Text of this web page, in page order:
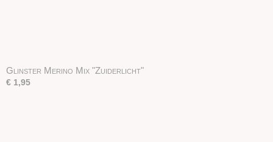
Glinster Merino Mix "Zuiderlicht"
€ 1,95